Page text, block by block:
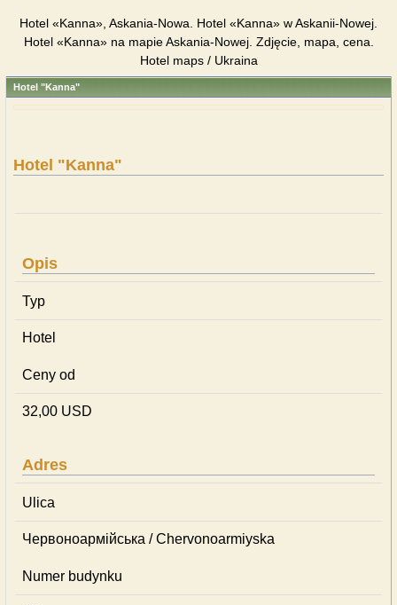
Hotel «Kanna», Askania-Nowa. Hotel «Kanna» w Askanii-Nowej.
Hotel «Kanna» na mapie Askania-Nowej. Zdjęcie, mapa, cena.
Hotel maps / Ukraina
Hotel "Kanna"
Hotel "Kanna"
Opis
Typ
Hotel
Ceny od
32,00 USD
Adres
Ulica
Червоноармійська / Chervonoarmiyska
Numer budynku